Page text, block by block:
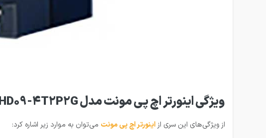
ویژگی اینورتر اچ پی مونت مدل HD09-4T2P2G
از ویژگی‌های این سری ازاینورتر اچ پی مونت می‌توان به موارد زیر اشاره کرد: